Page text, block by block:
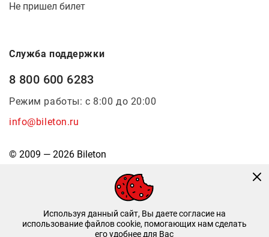
Не пришел билет
Служба поддержки
8 800 600 6283
Режим работы: с 8:00 до 20:00
info@bileton.ru
© 2009 — 2026 Bileton
Используя данный сайт, Вы даете согласие на
использование файлов cookie, помогающих нам сделать
его удобнее для Вас